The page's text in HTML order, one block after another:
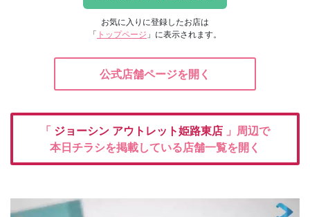
お気に入りに登録したお店は
「 トップページ 」に表示されます。
公式店舗ページを開く
「 ジョーシン アウトレット姫路東店 」周辺で
本日チラシを掲載している店舗一覧を開く